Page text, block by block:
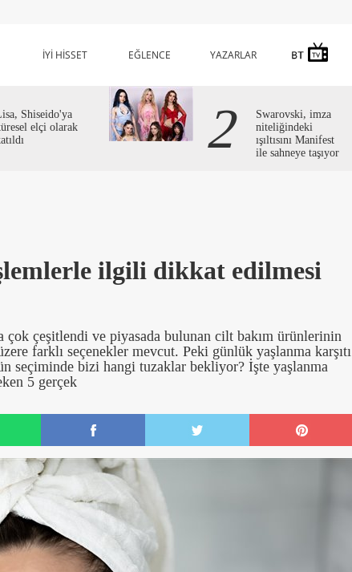
İYİ HİSSET EĞLENCE YAZARLAR
Shiseido'ya
elçi olarak
2
Swarovski, imza
niteliğindeki
ışıltısını Manifest
ile sahneye taşıyor
ilgili dikkat edilmesi
çok çeşitlendi ve piyasada bulunan cilt bakım ürünlerinin
farklı seçenekler mevcut. Peki günlük yaşlanma karşıtı
seçiminde bizi hangi tuzaklar bekliyor? İşte yaşlanma
5 gerçek